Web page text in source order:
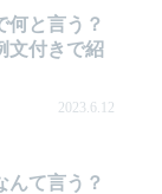
何と言う？
文付きで紹
2023.6.12
んて言う？